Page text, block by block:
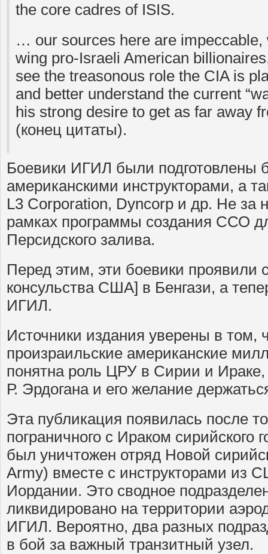
the core cadres of ISIS.
… our sources here are impeccable,
wing pro-Israeli American
see the treasonous role the CIA is
and better understand the current
his strong desire to get as far away
(конец цитаты).
Боевики ИГИЛ были подготовлены
американскими инструкторами, а
L3 Corporation, Dyncorp и др. Не за
рамках программы создания ССО
Персидского залива.
Перед этим, эти боевики проявили
консульства США] в Бенгази, а
ИГИЛ.
Источники издания уверены в том,
произраильские американские
понятна роль ЦРУ в Сирии и
Р. Эрдогана и его желание
Эта публикация появилась после
пограничного с Ираком сирийского
был уничтожен отряд Новой
Army) вместе с инструкторами из
Иордании. Это сводное
ликвидировано на территории
ИГИЛ. Вероятно, два разных
в бой за важный транзитный узел.